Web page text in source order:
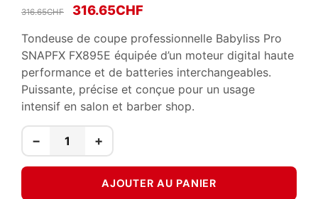
316.65CHF 316.65CHF
Tondeuse de coupe professionnelle Babyliss Pro
SNAPFX FX895E équipée d’un moteur digital haute
performance et de batteries interchangeables.
Puissante, précise et conçue pour un usage
intensif en salon et barber shop.
− +
AJOUTER AU PANIER